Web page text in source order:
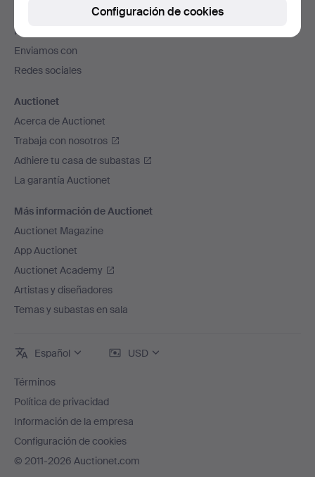
de
página
Todas las casas de subastas
Modos de pago
Enviamos con
Redes sociales
Auctionet
Acerca de Auctionet
Trabaja con nosotros
Adhiere tu casa de subastas
La garantía Auctionet
Más información de Auctionet
Auctionet Magazine
App Auctionet
Auctionet Academy
Artistas y diseñadores
Temas y subastas en sala
Español USD
Términos
Política de privacidad
Información de la empresa
Configuración de cookies
© 2011-2026 Auctionet.com
Configuración de cookies